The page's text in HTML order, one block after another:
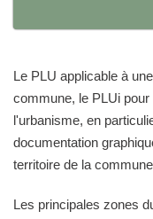
Le PLU applicable à
commune, le PLUi
l'urbanisme, en
documentation
territoire de la
Les principales zones